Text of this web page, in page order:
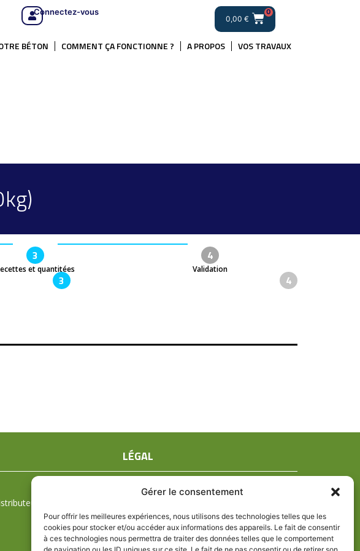
Gérer le consentement
Pour offrir les meilleures expériences, nous utilisons des technologies telles que les
cookies pour stocker et/ou accéder aux informations des appareils. Le fait de consentir
à ces technologies nous permettra de traiter des données telles que le comportement
Connectez-vous
0,00 €
0
BÉTON COMMENT ÇA FONCTIONNE ? A PROPOS VOS TRAVAUX
3
et quantitées
4
Validation
3 4
LÉGAL
Mentions légales
Politique de confidentialité
Politique de cookies (UE)